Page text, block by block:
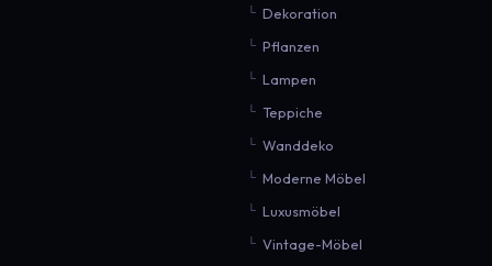
Dekoration
Pflanzen
Lampen
Teppiche
Wanddeko
Moderne Möbel
Luxusmöbel
Vintage-Möbel